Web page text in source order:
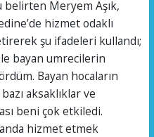
Meryem Aşık,
hizmet odaklı
şu ifadeleri kullandı;
bayan umrecilerin
Bayan hocaların
aksaklıklar ve
beni çok etkiledi.
hizmet etmek